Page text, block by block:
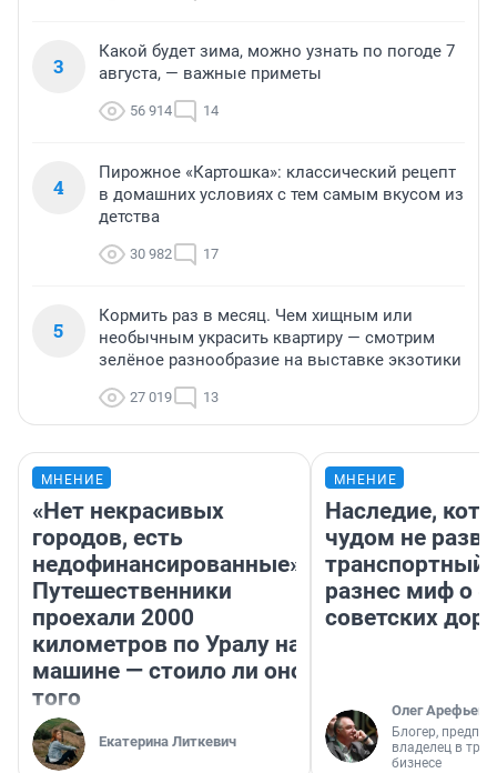
3
Какой будет зима, можно узнать по погоде 7
августа, — важные приметы
56 914 14
4
Пирожное «Картошка»: классический рецепт
в домашних условиях с тем самым вкусом из
детства
30 982 17
5
Кормить раз в месяц. Чем хищным или
необычным украсить квартиру — смотрим
зелёное разнообразие на выставке экзотики
27 019 13
МНЕНИЕ
«Нет некрасивых
городов, есть
недофинансированные».
Путешественники
проехали 2000
километров по Уралу на
машине — стоило ли оно
того
Екатерина Литкевич
МНЕНИЕ
Наследие,
чудом не
транспортный
разнес миф о
советских
Олег Арефьев
Блогер,
владелец в
бизнесе